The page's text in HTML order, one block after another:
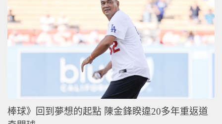
棒球》回到夢想的起點 陳金鋒睽違20多年重返道